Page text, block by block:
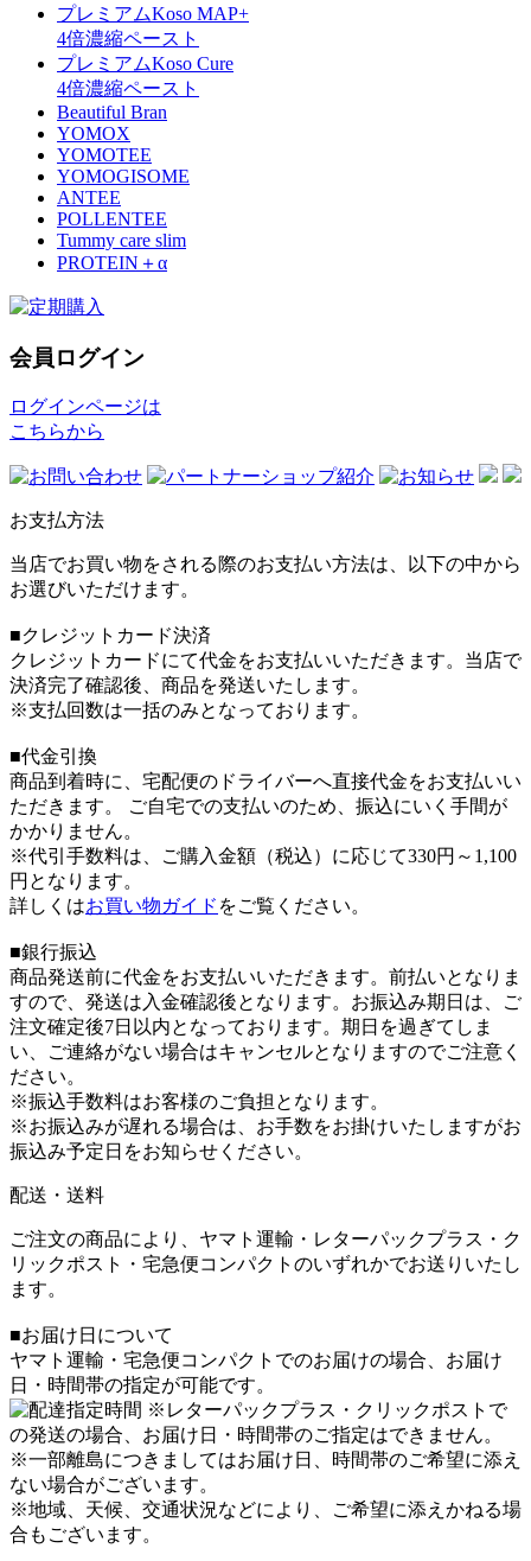
プレミアムKoso MAP+
4倍濃縮ペースト
プレミアムKoso Cure
4倍濃縮ペースト
Beautiful Bran
YOMOX
YOMOTEE
YOMOGISOME
ANTEE
POLLENTEE
Tummy care slim
PROTEIN＋α
会員ログイン
ログインページは
こちらから
お支払方法
当店でお買い物をされる際のお支払い方法は、以下の中から
お選びいただけます。
■クレジットカード決済
クレジットカードにて代金をお支払いいただきます。当店で
決済完了確認後、商品を発送いたします。
※支払回数は一括のみとなっております。
■代金引換
商品到着時に、宅配便のドライバーへ直接代金をお支払いい
ただきます。 ご自宅での支払いのため、振込にいく手間が
かかりません。
※代引手数料は、ご購入金額（税込）に応じて330円～1,100
円となります。
詳しくはお買い物ガイド をご覧ください。
■銀行振込
商品発送前に代金をお支払いいただきます。前払いとなりま
すので、発送は入金確認後となります。お振込み期日は、ご
注文確定後7日以内となっております。期日を過ぎてしま
い、ご連絡がない場合はキャンセルとなりますのでご注意く
ださい。
※振込手数料はお客様のご負担となります。
※お振込みが遅れる場合は、お手数をお掛けいたしますがお
振込み予定日をお知らせください。
配送・送料
ご注文の商品により、ヤマト運輸・レターパックプラス・ク
リックポスト・宅急便コンパクトのいずれかでお送りいたし
ます。
■お届け日について
ヤマト運輸・宅急便コンパクトでのお届けの場合、お届け
日・時間帯の指定が可能です。
※レターパックプラス・クリックポストで
の発送の場合、お届け日・時間帯のご指定はできません。
※一部離島につきましてはお届け日、時間帯のご希望に添え
ない場合がございます。
※地域、天候、交通状況などにより、ご希望に添えかねる場
合もございます。